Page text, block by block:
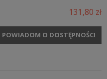
131,80 zł
POWIADOM O DOSTĘPNOŚCI